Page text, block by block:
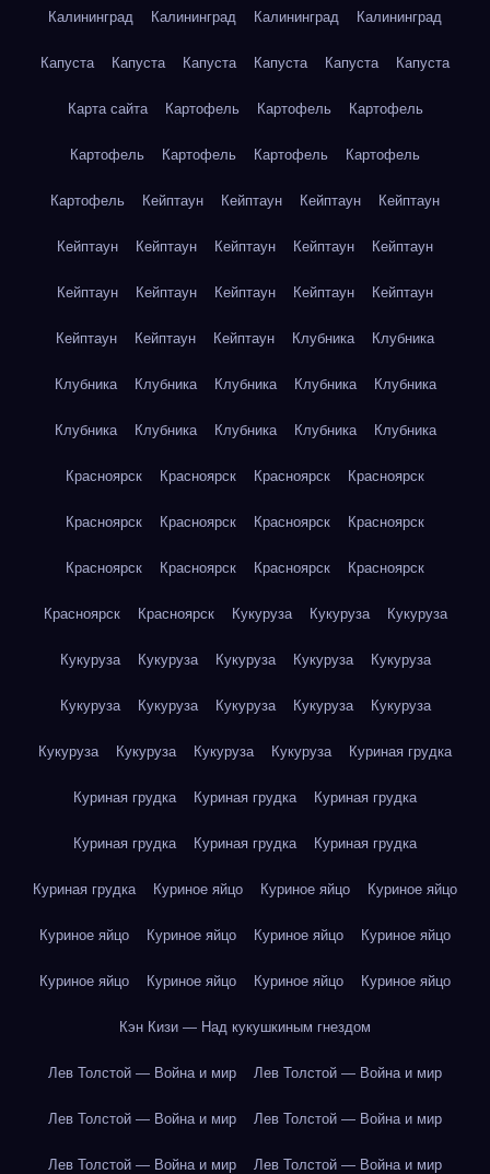
Калининград Калининград Калининград Калининград
Капуста Капуста Капуста Капуста Капуста Капуста
Карта сайта Картофель Картофель Картофель
Картофель Картофель Картофель Картофель
Картофель Кейптаун Кейптаун Кейптаун Кейптаун
Кейптаун Кейптаун Кейптаун Кейптаун Кейптаун
Кейптаун Кейптаун Кейптаун Кейптаун Кейптаун
Кейптаун Кейптаун Кейптаун Клубника Клубника
Клубника Клубника Клубника Клубника Клубника
Клубника Клубника Клубника Клубника Клубника
Красноярск Красноярск Красноярск Красноярск
Красноярск Красноярск Красноярск Красноярск
Красноярск Красноярск Красноярск Красноярск
Красноярск Красноярск Кукуруза Кукуруза Кукуруза
Кукуруза Кукуруза Кукуруза Кукуруза Кукуруза
Кукуруза Кукуруза Кукуруза Кукуруза Кукуруза
Кукуруза Кукуруза Кукуруза Кукуруза Куриная грудка
Куриная грудка Куриная грудка Куриная грудка
Куриная грудка Куриная грудка Куриная грудка
Куриная грудка Куриное яйцо Куриное яйцо Куриное яйцо
Куриное яйцо Куриное яйцо Куриное яйцо Куриное яйцо
Куриное яйцо Куриное яйцо Куриное яйцо Куриное яйцо
Кэн Кизи — Над кукушкиным гнездом
Лев Толстой — Война и мир Лев Толстой — Война и мир
Лев Толстой — Война и мир Лев Толстой — Война и мир
Лев Толстой — Война и мир Лев Толстой — Война и мир